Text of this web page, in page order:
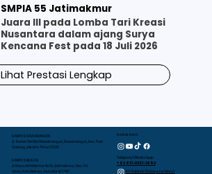
SMPIA 55 Jatimakmur
Juara III pada Lomba Tari Kreasi
Nusantara dalam ajang Surya
Kencana Fest pada 18 Juli 2026
Lihat Prestasi Lengkap
KAMPUS RAWAMANGUN
Jl. Sunan Giri No.1 Rawamangun, Rawamangun, Kec. Pulo
Gadung, Jakarta Timur 13220
KAMPUS BEKASI
Jl. Raya Jati Makmur No.10, Jatimakmur, Kec. Pd.
Gede, Kota Bekasi, Jawa Barat 17413
Kontak Kami
Telepon/WhatsApp
+62 817-0337-1952
RA Sakinah (Kebayoran Baru)